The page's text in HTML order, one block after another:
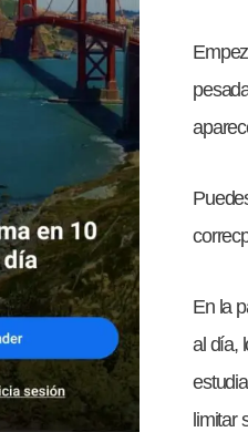
En la
al día,
limitar